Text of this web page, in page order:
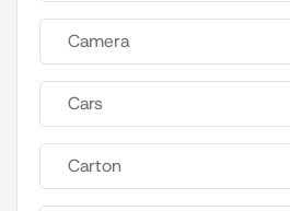
Camera
Cars
Carton